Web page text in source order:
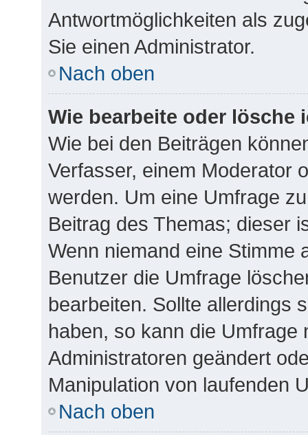
Antwortmöglichkeiten als
Sie einen Administrator.
Nach oben
Wie bearbeite oder lösche
Wie bei den Beiträgen
Verfasser, einem Moderator
werden. Um eine Umfrage
Beitrag des Themas; dieser
Wenn niemand eine Stimme
Benutzer die Umfrage
bearbeiten. Sollte allerdings
haben, so kann die
Administratoren geändert
Manipulation von laufenden
Nach oben